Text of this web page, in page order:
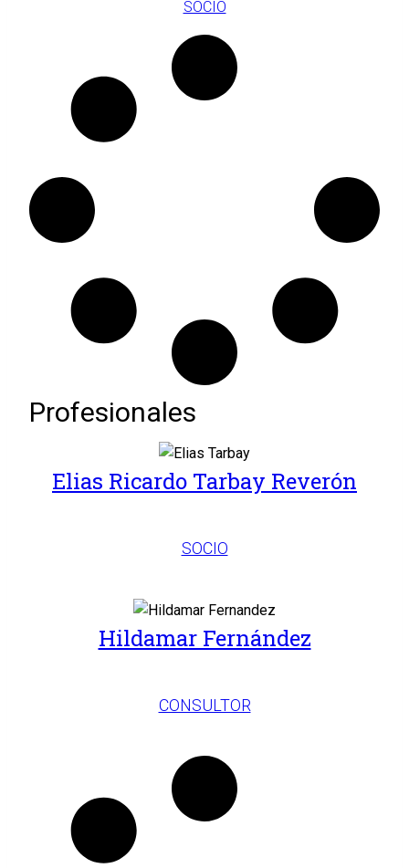
SOCIO
Profesionales
Elias Ricardo Tarbay Reverón
SOCIO
Hildamar Fernández
CONSULTOR